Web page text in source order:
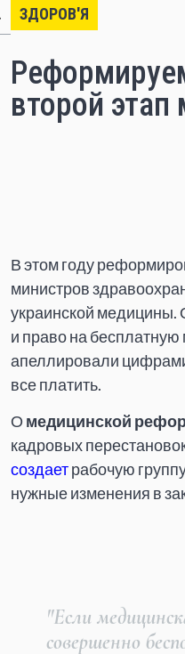
ЗДОРОВ'Я
второй
В этом году
министров
украинской медицины.
и право на бесплатную
апеллировали цифрами
все платить.
О медицинской
кадровых
создаетрабочую
нужные изменения в
"Если
совершенно